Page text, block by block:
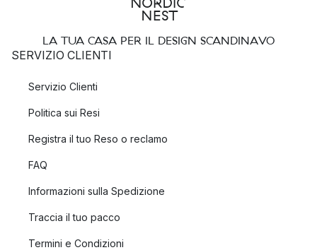
LA TUA CASA PER IL DESIGN SCANDINAVO
SERVIZIO CLIENTI
Servizio Clienti
Politica sui Resi
Registra il tuo Reso o reclamo
FAQ
Informazioni sulla Spedizione
Traccia il tuo pacco
Termini e Condizioni